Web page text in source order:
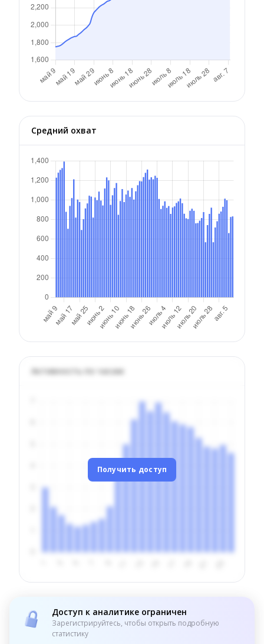
Средний охват
Активность по часам
Получить доступ
Доступ к аналитике ограничен
Зарегистрируйтесь, чтобы открыть подробную
статистику